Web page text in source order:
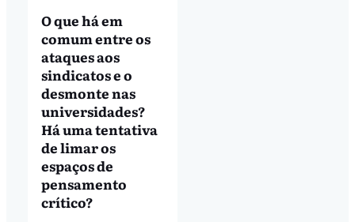
O que há em
comum entre os
ataques aos
sindicatos e o
desmonte nas
universidades?
Há uma tentativa
de limar os
espaços de
pensamento
crítico?